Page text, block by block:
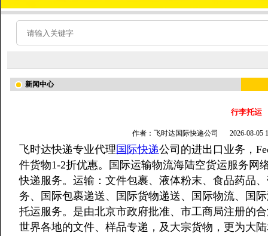
新闻中心
行李托运
作者：飞时达国际快递公司 2026-08-05
飞时达快递专业代理 国际快递公司的进出口业务，
件货物1-2折优惠。国际运输物流海陆空货运服务网
快递服务。运输：文件包裹、液体粉末、食品药品
务、国际包裹递送、国际货物递送、国际物流、国
托运服务。是由北京市政府批准、市工商局注册的
世界各地的文件、样品专递，及大宗货物，更为大